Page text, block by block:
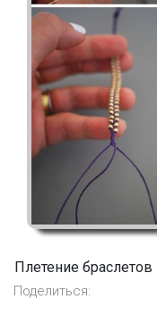
Плетение браслетов
Поделиться: